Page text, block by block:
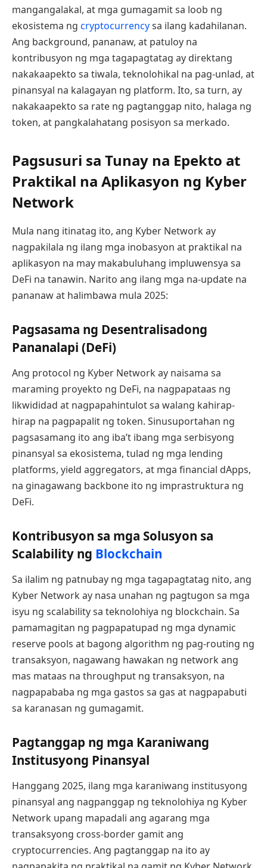
mangangalakal, at mga gumagamit sa loob ng
ekosistema ng cryptocurrencysa ilang kadahilanan.
Ang background, pananaw, at patuloy na
kontribusyon ng mga tagapagtatag ay direktang
nakakaapekto sa tiwala, teknolohikal na pag-unlad, at
pinansyal na kalagayan ng platform. Ito, sa turn, ay
nakakaapekto sa rate ng pagtanggap nito, halaga ng
token, at pangkalahatang posisyon sa merkado.
Pagsusuri sa Tunay na Epekto at
Praktikal na Aplikasyon ng Kyber
Network
Mula nang itinatag ito, ang Kyber Network ay
nagpakilala ng ilang mga inobasyon at praktikal na
aplikasyon na may makabuluhang impluwensya sa
DeFi na tanawin. Narito ang ilang mga na-update na
pananaw at halimbawa mula 2025:
Pagsasama ng Desentralisadong
Pananalapi (DeFi)
Ang protocol ng Kyber Network ay naisama sa
maraming proyekto ng DeFi, na nagpapataas ng
likwididad at nagpapahintulot sa walang kahirap-
hirap na pagpapalit ng token. Sinusuportahan ng
pagsasamang ito ang iba’t ibang mga serbisyong
pinansyal sa ekosistema, tulad ng mga lending
platforms, yield aggregators, at mga financial dApps,
na ginagawang backbone ito ng imprastruktura ng
DeFi.
Kontribusyon sa mga Solusyon sa
Scalability ng Blockchain
Sa ilalim ng patnubay ng mga tagapagtatag nito, ang
Kyber Network ay nasa unahan ng pagtugon sa mga
isyu ng scalability sa teknolohiya ng blockchain. Sa
pamamagitan ng pagpapatupad ng mga dynamic
reserve pools at bagong algorithm ng pag-routing ng
transaksyon, nagawang hawakan ng network ang
mas mataas na throughput ng transaksyon, na
nagpapababa ng mga gastos sa gas at nagpapabuti
sa karanasan ng gumagamit.
Pagtanggap ng mga Karaniwang
Institusyong Pinansyal
Hanggang 2025, ilang mga karaniwang institusyong
pinansyal ang nagpanggap ng teknolohiya ng Kyber
Network upang mapadali ang agarang mga
transaksyong cross-border gamit ang
cryptocurrencies. Ang pagtanggap na ito ay